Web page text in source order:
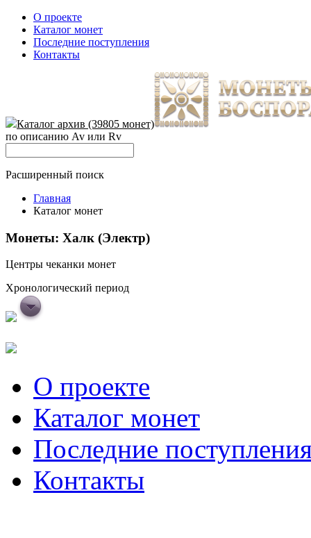
О проекте
Каталог монет
Последние поступления
Контакты
Каталог архив (39805 монет)
по описанию Av или Rv
Расширенный поиск
Главная
Каталог монет
Монеты: Халк (Электр)
Центры чеканки монет
Хронологический период
О проекте
Каталог монет
Последние
Контакты